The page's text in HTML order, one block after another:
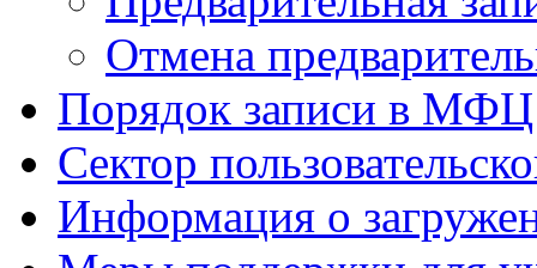
Отмена
Порядок записи в МФЦ
Сектор
Информация о